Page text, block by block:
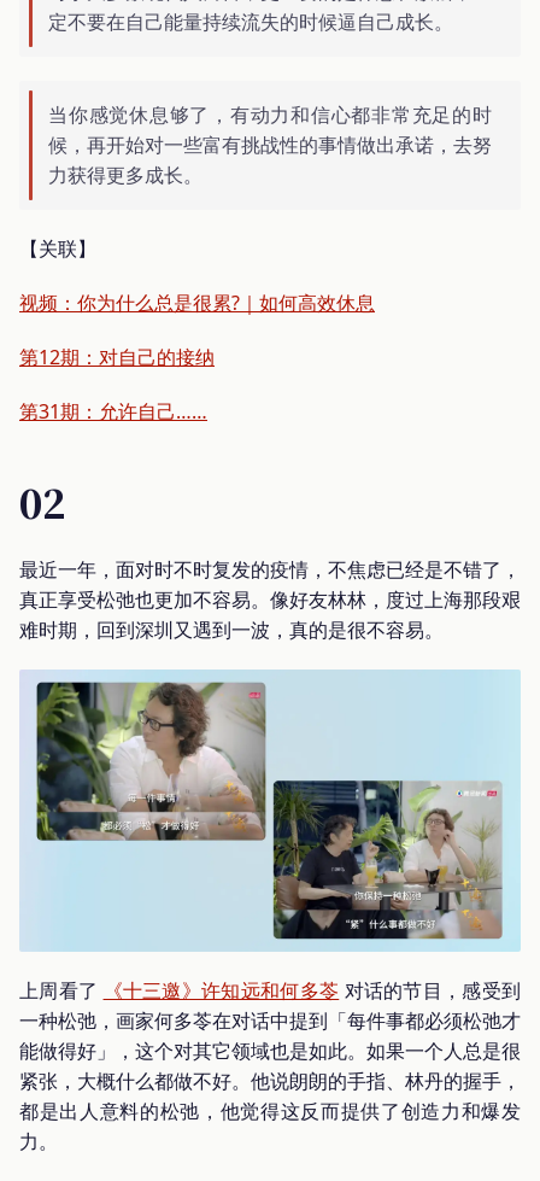
定不要在自己能量持续流失的时候逼自己成长。
当你感觉休息够了，有动力和信心都非常充足的时
候，再开始对一些富有挑战性的事情做出承诺，去努
力获得更多成长。
【关联】
视频：你为什么总是很累?｜如何高效休息
第12期：对自己的接纳
第31期：允许自己……
02
最近一年，面对时不时复发的疫情，不焦虑已经是不错了，
真正享受松弛也更加不容易。像好友林林，度过上海那段艰
难时期，回到深圳又遇到一波，真的是很不容易。
上周看了 《十三邀》许知远和何多苓 对话的节目，感受到
一种松弛，画家何多苓在对话中提到「每件事都必须松弛才
能做得好」，这个对其它领域也是如此。如果一个人总是很
紧张，大概什么都做不好。他说朗朗的手指、林丹的握手，
都是出人意料的松弛，他觉得这反而提供了创造力和爆发
力。